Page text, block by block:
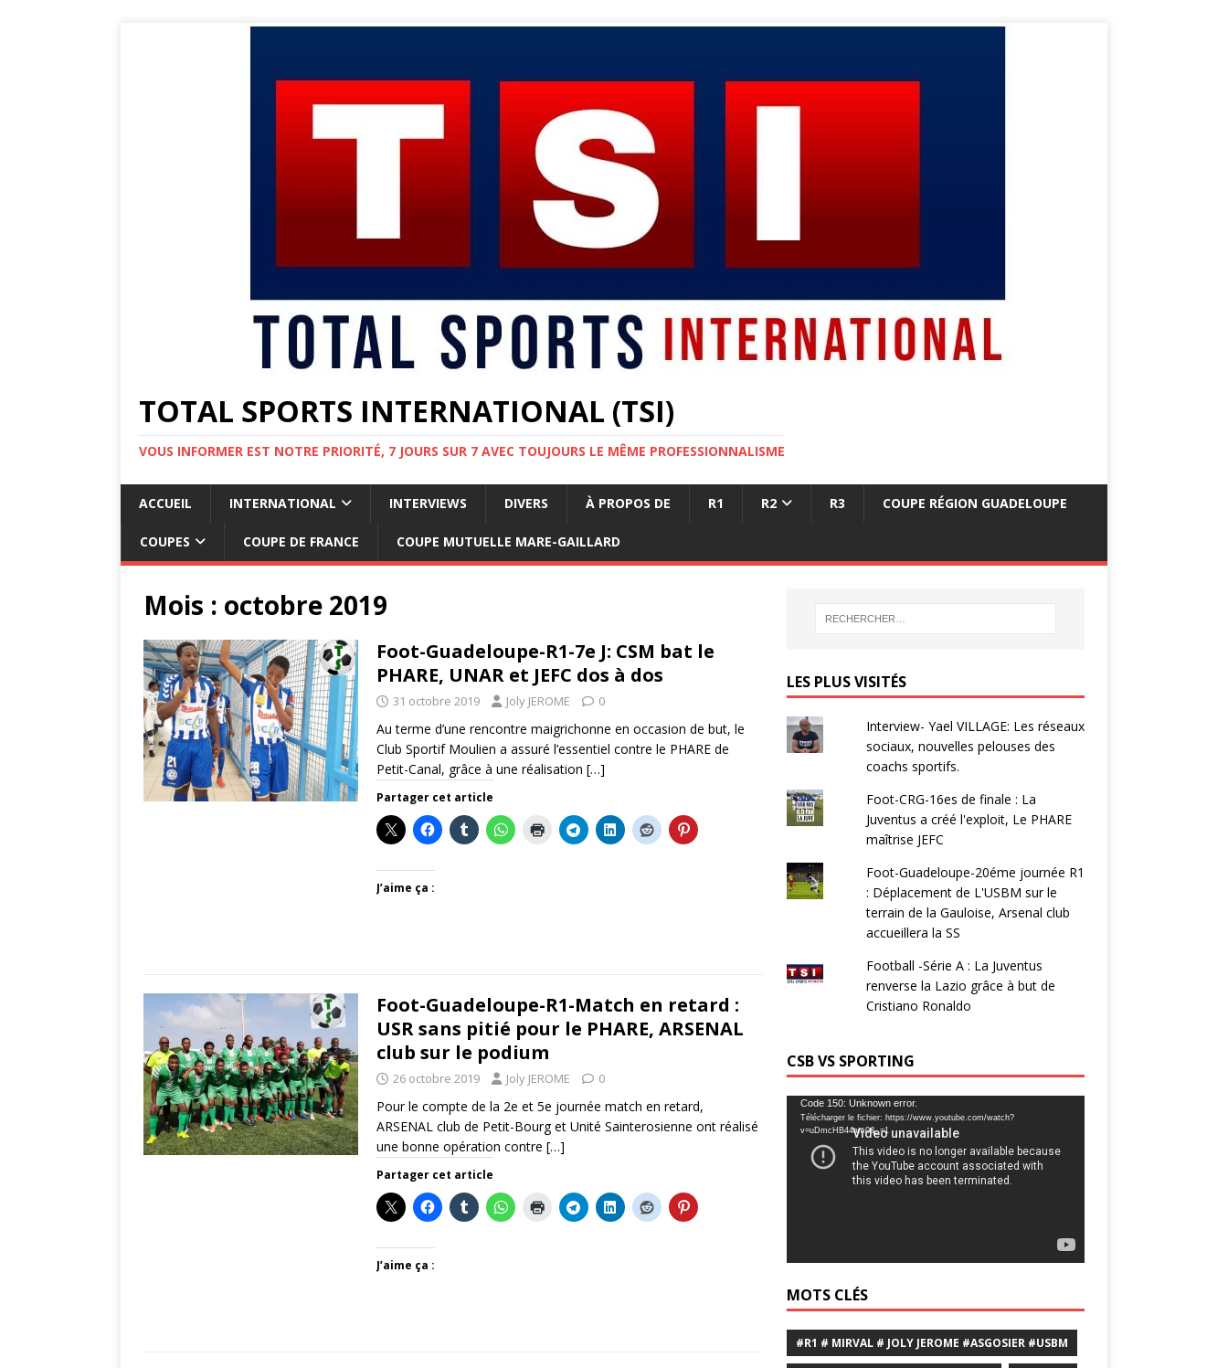
TOTAL SPORTS INTERNATIONAL (TSI)
VOUS INFORMER EST NOTRE PRIORITÉ, 7 JOURS SUR 7 AVEC TOUJOURS LE MÊME PROFESSIONNALISME
ACCUEIL INTERNATIONAL INTERVIEWS DIVERS À PROPOS DE R1 R2 R3 COUPE RÉGION GUADELOUPE
COUPES COUPE DE FRANCE COUPE MUTUELLE MARE-GAILLARD
Mois : octobre 2019
Foot-Guadeloupe-R1-7e J: CSM bat le
PHARE, UNAR et JEFC dos à dos
31 octobre 2019 Joly JEROME 0
Au terme d’une rencontre maigrichonne en occasion de but, le
Club Sportif Moulien a assuré l’essentiel contre le PHARE de
Petit-Canal, grâce à une réalisation […]
Partager cet article
J’aime ça :
Foot-Guadeloupe-R1-Match en retard :
USR sans pitié pour le PHARE, ARSENAL
club sur le podium
26 octobre 2019 Joly JEROME 0
Pour le compte de la 2e et 5e journée match en retard,
ARSENAL club de Petit-Bourg et Unité Sainterosienne ont réalisé
une bonne opération contre […]
Partager cet article
J’aime ça :
LES PLUS VISITÉS
Interview- Yael VILLAGE: Les réseaux
sociaux, nouvelles pelouses des
coachs sportifs.
Foot-CRG-16es de finale : La
Juventus a créé l'exploit, Le PHARE
maîtrise JEFC
Foot-Guadeloupe-20éme journée R1
: Déplacement de L'USBM sur le
terrain de la Gauloise, Arsenal club
accueillera la SS
Football -Série A : La Juventus
renverse la Lazio grâce à but de
Cristiano Ronaldo
CSB VS SPORTING
Lecteur
vidéo
Code 150: Unknown error.
Télécharger le fichier: https://www.youtube.com/watch?
v=uDmcHB44am0&_=1
MOTS CLÉS
#R1 # MIRVAL # JOLY JEROME #ASGOSIER #USBM